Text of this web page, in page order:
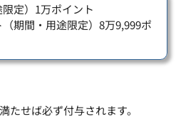
定）1万ポイント
期間・用途限定）8万9,999ポ
たせば必ず付与されます。